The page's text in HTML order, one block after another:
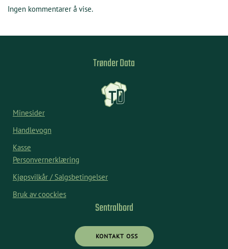
Ingen kommentarer å vise.
Trønder Data
Minesider
Handlevogn
Kasse
Personvernerklæring
Kjøpsvilkår / Salgsbetingelser
Bruk av coockies
Sentralbord
KONTAKT OSS